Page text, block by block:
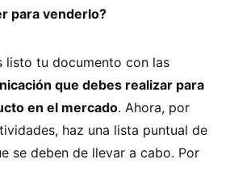
para venderlo?
listo tu documento con las
que debes realizar para
en el mercado. Ahora, por
haz una lista puntual de
se deben de llevar a cabo. Por